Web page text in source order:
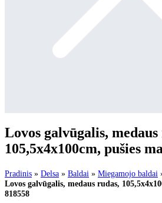
Lovos galvūgalis, medaus
105,5x4x100cm, pušies
Pradinis » Delsa » Baldai » Miegamojo baldai
Lovos galvūgalis, medaus rudas,
818558